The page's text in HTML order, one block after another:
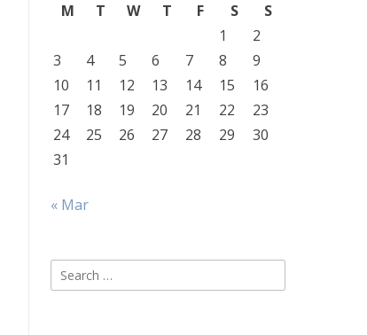
M
T W T F S
S
1
2
3
4 5 6 7 8
9
10
11 12 13 14 15
16
17
18 19 20 21 22
23
24
25 26 27 28 29
30
31
« Mar
Search
for: